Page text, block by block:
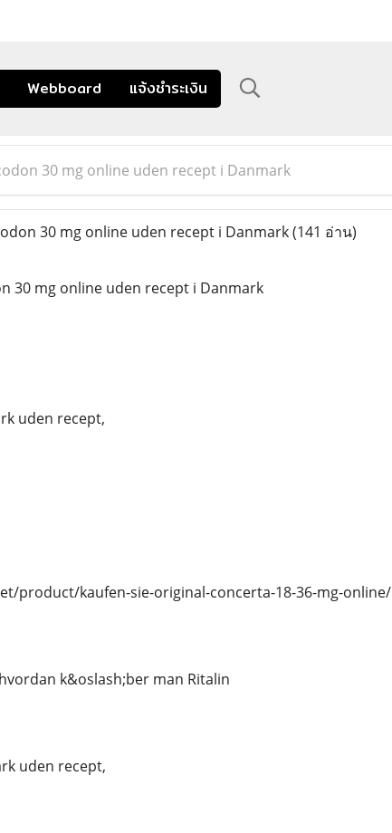
Webboard แจ้งชำระเงิน
30 mg online uden recept i Danmark
30 mg online uden recept i Danmark(141 อ่าน)
30 mg online uden recept i Danmark
uden recept,
product/kaufen-sie-original-concerta-18-36-mg-online/
k&oslash;ber man Ritalin
uden recept,